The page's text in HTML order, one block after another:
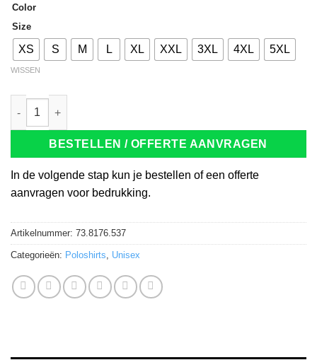
Color
Size
XS S M L XL XXL 3XL 4XL 5XL
WISSEN
Tricorp 204002 Poloshirt Premium Naden army aantal
BESTELLEN / OFFERTE AANVRAGEN
In de volgende stap kun je bestellen of een offerte
aanvragen voor bedrukking.
Artikelnummer: 73.8176.537
Categorieën: Poloshirts, Unisex